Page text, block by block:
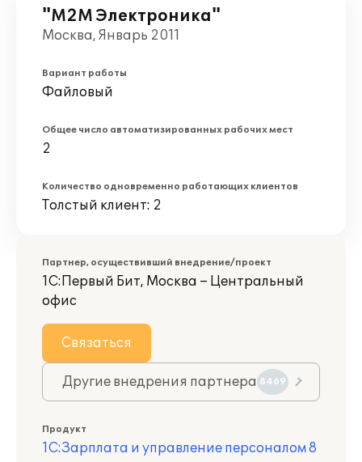
"М2М Электроника"
Москва, Январь 2011
Вариант работы
Файловый
Общее число автоматизированных рабочих мест
2
Количество одновременно работающих клиентов
Толстый клиент: 2
Партнер, осуществивший внедрение/проект
1С:Первый Бит, Москва – Центральный
офис
Связаться
Другие внедрения партнера 8469
Продукт
1С:Зарплата и управление персоналом 8